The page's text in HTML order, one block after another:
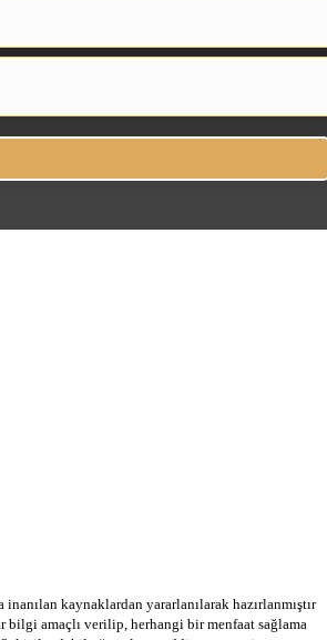
kaynaklardan yararlanılarak hazırlanmıştır
amaçlı verilip, herhangi bir menfaat sağlama